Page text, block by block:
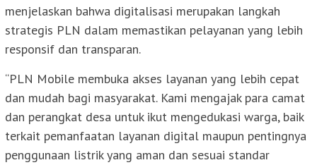
menjelaskan bahwa digitalisasi merupakan langkah
strategis PLN dalam memastikan pelayanan yang lebih
responsif dan transparan.
“PLN Mobile membuka akses layanan yang lebih cepat
dan mudah bagi masyarakat. Kami mengajak para camat
dan perangkat desa untuk ikut mengedukasi warga, baik
terkait pemanfaatan layanan digital maupun pentingnya
penggunaan listrik yang aman dan sesuai standar